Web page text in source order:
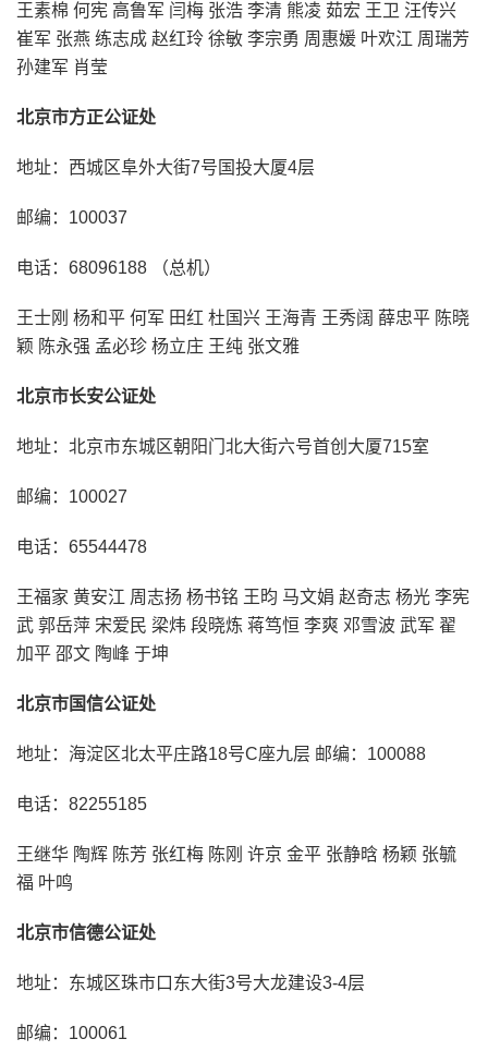
王素棉 何宪 高鲁军 闫梅 张浩 李清 熊凌 茹宏 王卫 汪传兴
崔军 张燕 练志成 赵红玲 徐敏 李宗勇 周惠媛 叶欢江 周瑞芳
孙建军 肖莹
北京市方正公证处
地址：西城区阜外大街7号国投大厦4层
邮编：100037
电话：68096188 （总机）
王士刚 杨和平 何军 田红 杜国兴 王海青 王秀阔 薛忠平 陈晓
颖 陈永强 孟必珍 杨立庄 王纯 张文雅
北京市长安公证处
地址：北京市东城区朝阳门北大街六号首创大厦715室
邮编：100027
电话：65544478
王福家 黄安江 周志扬 杨书铭 王昀 马文娟 赵奇志 杨光 李宪
武 郭岳萍 宋爱民 梁炜 段晓炼 蒋笃恒 李爽 邓雪波 武军 翟
加平 邵文 陶峰 于坤
北京市国信公证处
地址：海淀区北太平庄路18号C座九层 邮编：100088
电话：82255185
王继华 陶辉 陈芳 张红梅 陈刚 许京 金平 张静晗 杨颖 张毓
福 叶鸣
北京市信德公证处
地址：东城区珠市口东大街3号大龙建设3-4层
邮编：100061